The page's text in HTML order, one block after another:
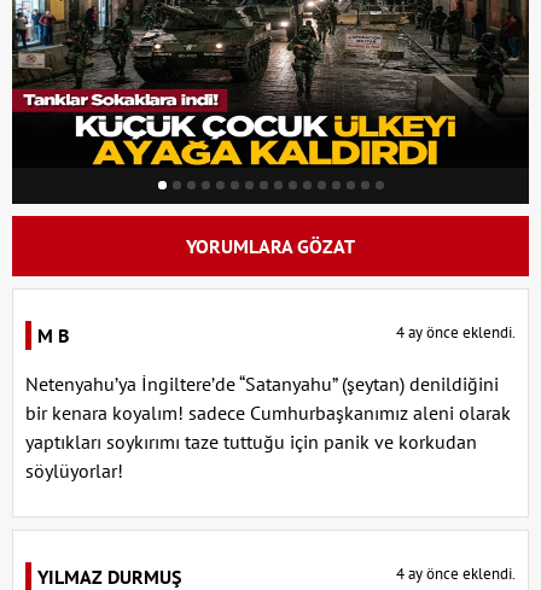
YORUMLARA GÖZAT
M B 4 ay önce eklendi.
Netenyahu’ya İngiltere’de “Satanyahu” (şeytan) denildiğini
bir kenara koyalım! sadece Cumhurbaşkanımız aleni olarak
yaptıkları soykırımı taze tuttuğu için panik ve korkudan
söylüyorlar!
YILMAZ DURMUŞ 4 ay önce eklendi.